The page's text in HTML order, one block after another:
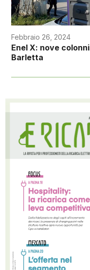
Febbraio 26, 2024
Enel X: nove
Barletta